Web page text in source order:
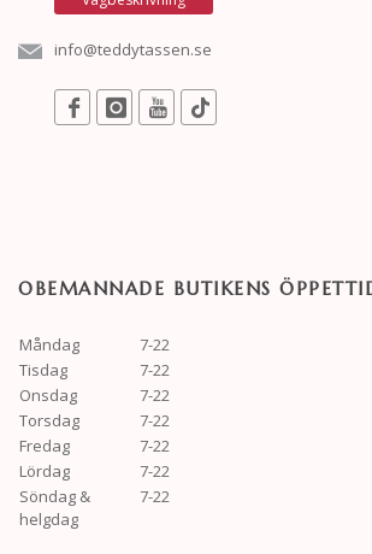
info@teddytassen.se
OBEMANNADE BUTIKENS
Måndag
7-22
Tisdag
7-22
Onsdag
7-22
Torsdag
7-22
Fredag
7-22
Lördag
7-22
Söndag &
helgdag
7-22